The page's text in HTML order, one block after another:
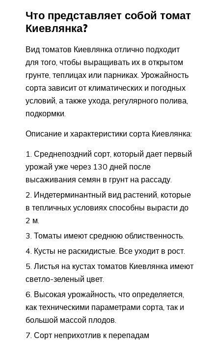
Что представляет собой томат
Киевлянка?
Вид томатов Киевлянка отлично подходит
для того, чтобы выращивать их в открытом
грунте, теплицах или парниках. Урожайность
сорта зависит от климатических и погодных
условий, а также ухода, регулярного полива,
подкормки.
Описание и характеристики сорта Киевлянка:
Среднепоздний сорт, который дает первый
урожай уже через 130 дней после
высаживания семян в грунт на рассаду.
Индетерминантный вид растений, которые
в тепличных условиях способны вырасти до
2 м.
Томаты имеют среднюю облиственность.
Кусты не раскидистые. Все уходит в рост.
Листья на кустах томатов Киевлянка имеют
светло-зеленый цвет.
Высокая урожайность, что определяется,
как техническими параметрами сорта, так и
большой массой плодов.
Сорт неприхотлив к перепадам